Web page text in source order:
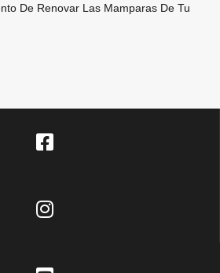
De Renovar Las Mamparas De Tu